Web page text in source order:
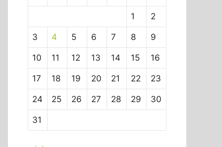
1 2
3 4 5 6 7 8 9
10 11 12 13 14 15 16
17 18 19 20 21 22 23
24 25 26 27 28 29 30
31